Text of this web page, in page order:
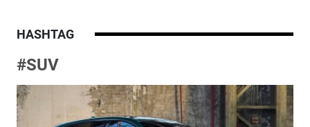
HASHTAG
#SUV